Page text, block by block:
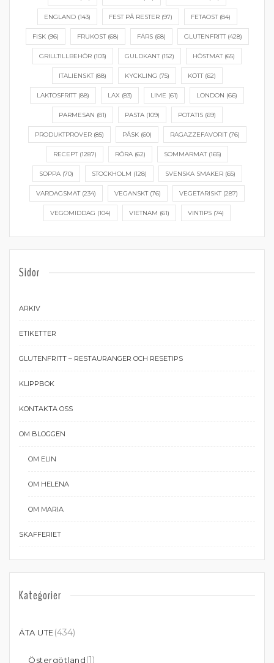
ENGLAND(143) FEST PÅ RESTER(97) FETAOST(84)
FISK(96) FRUKOST(68) FÄRS(68) GLUTENFRITT(428)
GRILLTILLBEHÖR (103) GULDKANT(152) HÖSTMAT(65)
ITALIENSKT(88) KYCKLING (75) KÖTT(62)
LAKTOSFRITT(88) LAX (83) LIME (61) LONDON (66)
PARMESAN (81) PASTA(109) POTATIS(69)
PRODUKTPROVER(85) PÅSK(60) RAGAZZEFAVORIT(76)
RECEPT(1287) RÖRA(62) SOMMARMAT(165)
SOPPA(70) STOCKHOLM (128) SVENSKA SMAKER(65)
VARDAGSMAT(234) VEGANSKT(76) VEGETARISKT(287)
VEGOMIDDAG (104) VIETNAM (61) VINTIPS (74)
Sidor
ARKIV
ETIKETTER
GLUTENFRITT – RESTAURANGER OCH RESETIPS
KLIPPBOK
KONTAKTA OSS
OM BLOGGEN
OM ELIN
OM HELENA
OM MARIA
SKAFFERIET
Kategorier
ÄTA UTE(434)
Östergötland(1)